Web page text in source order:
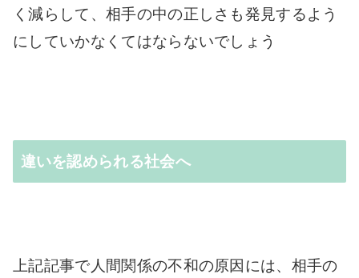
く減らして、相手の中の正しさも発見するよう
にしていかなくてはならないでしょう
違いを認められる社会へ
上記記事で人間関係の不和の原因には、相手の